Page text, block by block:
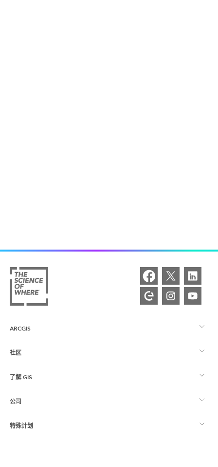
ARCGIS
ArcGIS 概览
制图
社区
Esri 社区
ArcGIS 博客
用户研究和测试
了解 GIS
什么是 GIS？
位置智能
培训
公司
关于 Esri
特殊计划